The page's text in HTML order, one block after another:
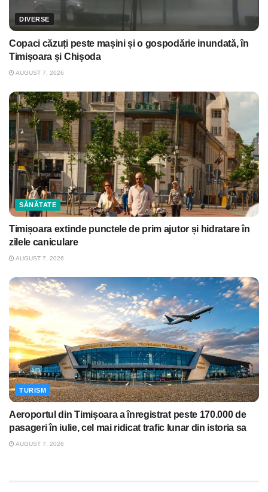
DIVERSE
Copaci căzuți peste mașini și o gospodărie inundată, în
Timișoara și Chișoda
AUGUST 7, 2026
SĂNĂTATE
Timișoara extinde punctele de prim ajutor și hidratare în
zilele caniculare
AUGUST 7, 2026
TURISM
Aeroportul din Timișoara a înregistrat peste 170.000 de
pasageri în iulie, cel mai ridicat trafic lunar din istoria sa
AUGUST 7, 2026